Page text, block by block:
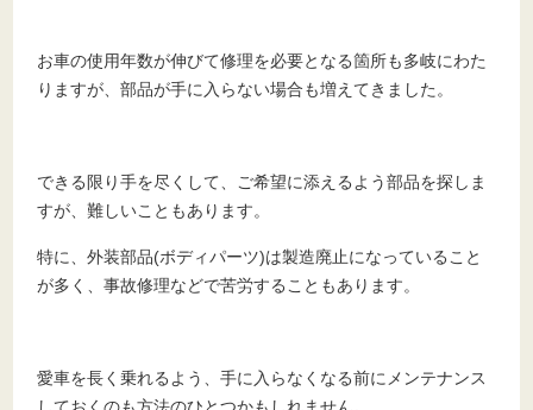
お車の使用年数が伸びて修理を必要となる箇所も多岐にわた
りますが、部品が手に入らない場合も増えてきました。
できる限り手を尽くして、ご希望に添えるよう部品を探しま
すが、難しいこともあります。
特に、外装部品(ボディパーツ)は製造廃止になっていること
が多く、事故修理などで苦労することもあります。
愛車を長く乗れるよう、手に入らなくなる前にメンテナンス